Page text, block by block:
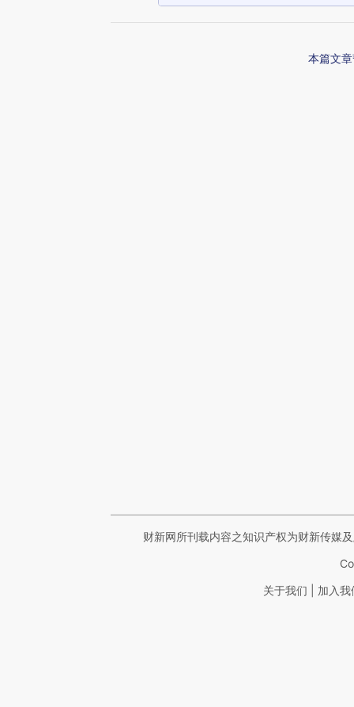
本篇文
财新网所刊载内容之知识产权为财新传媒
关于我们 加入我